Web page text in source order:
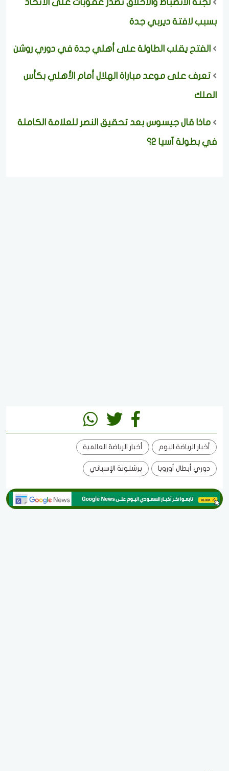
لجنة الانضباط والأخلاق تصدر عقوبات على الاتحاد
بسبب لافتة ديربي جدة
الفتح يقلب الطاولة على أهلي جدة في دوري روشن
تعرف على موعد مباراة الهلال أمام الأهلي بكأس
الملك
ماذا قال جيسوس بعد تحقيق النصر للعلامة الكاملة
في بطولة آسيا 2؟
أخبار الرياضة اليوم أخبار الرياضة العالمية
دوري أبطال أوروبا برشلونة الإسباني